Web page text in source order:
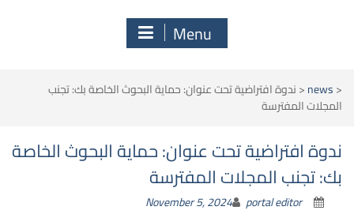
Menu
<
news
<ندوة افتراضية تحت عنوان: حماية البحوث الخاصة بك: تجنب
المجلات المفترسة
ندوة افتراضية تحت عنوان: حماية البحوث الخاصة
بك: تجنب المجلات المفترسة
November 5, 2024 portal editor